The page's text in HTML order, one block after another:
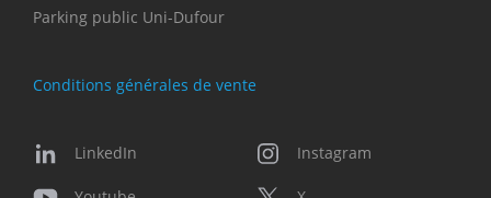
Parking public Uni-Dufour
Conditions générales de vente
LinkedIn Instagram